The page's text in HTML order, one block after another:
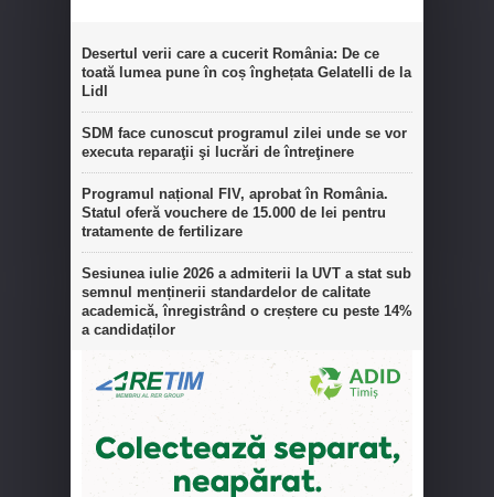
Desertul verii care a cucerit România: De ce
toată lumea pune în coș înghețata Gelatelli de la
Lidl
SDM face cunoscut programul zilei unde se vor
executa reparaţii şi lucrări de întreţinere
Programul național FIV, aprobat în România.
Statul oferă vouchere de 15.000 de lei pentru
tratamente de fertilizare
Sesiunea iulie 2026 a admiterii la UVT a stat sub
semnul menținerii standardelor de calitate
academică, înregistrând o creștere cu peste 14%
a candidaților